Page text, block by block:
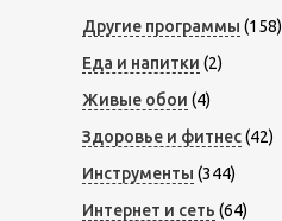
Другие программы (158)
Еда и напитки (2)
Живые обои (4)
Здоровье и фитнес(42)
Инструменты (344)
Интернет и сеть (64)